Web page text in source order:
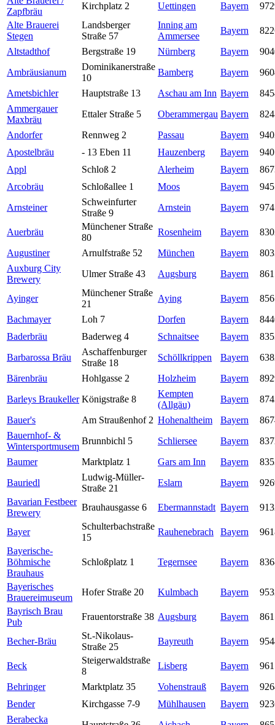
Zapfbräu
Kirchplatz 2 Uettingen Bayern
Alte Brauerei
Stegen
Landsberger
Straße 57
Inning am
Ammersee
Bayern
Altstadthof
Bergstraße 19 Nürnberg Bayern
Ambräusianum
Dominikanerstraße
10
Bamberg Bayern
Ametsbichler
Hauptstraße 13 Aschau am Inn Bayern
Ammergauer
Maxbräu
Ettaler Straße 5 Oberammergau Bayern
Andorfer
Rennweg 2 Passau Bayern
Apostelbräu
- 13 Eben 11 Hauzenberg Bayern
Appl
Schloß 2 Alerheim Bayern
Arcobräu
Schloßallee 1 Moos Bayern
Arnsteiner
Schweinfurter
Straße 9
Arnstein Bayern
Auerbräu
Münchener Straße
80
Rosenheim Bayern
Augustiner
Arnulfstraße 52 München Bayern
Auxburg City
Brewery
Ulmer Straße 43 Augsburg Bayern
Ayinger
Münchener Straße
21
Aying Bayern
Bachmayer
Loh 7 Dorfen Bayern
Baderbräu
Baderweg 4 Schnaitsee Bayern
Barbarossa Bräu
Aschaffenburger
Straße 18
Schöllkrippen Bayern
Bärenbräu
Hohlgasse 2 Holzheim Bayern
Barleys Braukeller Königstraße 8
Kempten
(Allgäu)
Bayern
Bauer's
Am Straußenhof 2 Hohenaltheim Bayern
Bauernhof- &
Wintersportmusem
Brunnbichl 5 Schliersee Bayern
Baumer
Marktplatz 1 Gars am Inn Bayern
Bauriedl
Ludwig-Müller-
Straße 21
Eslarn Bayern
Bavarian Festbeer
Brewery
Brauhausgasse 6 Ebermannstadt Bayern
Bayer
Schulterbachstraße
15
Rauhenebrach Bayern
Bayerische-
Böhmische
Brauhaus
Schloßplatz 1 Tegernsee Bayern
Bayerisches
Brauereimuseum
Hofer Straße 20 Kulmbach Bayern
Bayrisch Brau
Pub
Frauentorstraße 38 Augsburg Bayern
Becher-Bräu
St.-Nikolaus-
Straße 25
Bayreuth Bayern
Beck
Steigerwaldstraße
8
Lisberg Bayern
Behringer
Marktplatz 35 Vohenstrauß Bayern
Bender
Kirchgasse 7-9 Mühlhausen Bayern
Berabecka